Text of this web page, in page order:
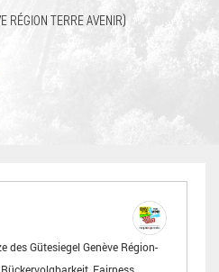
RÉGION TERRE AVENIR)
des Gütesiegel Genève Région-